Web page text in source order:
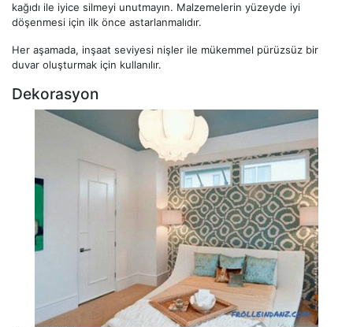
kağıdı ile iyice silmeyi unutmayın. Malzemelerin yüzeyde iyi
döşenmesi için ilk önce astarlanmalıdır.
Her aşamada, inşaat seviyesi nişler ile mükemmel pürüzsüz bir
duvar oluşturmak için kullanılır.
Dekorasyon